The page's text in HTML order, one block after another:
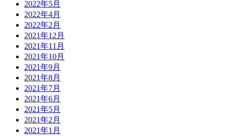
2022年5月
2022年4月
2022年2月
2021年12月
2021年11月
2021年10月
2021年9月
2021年8月
2021年7月
2021年6月
2021年5月
2021年2月
2021年1月